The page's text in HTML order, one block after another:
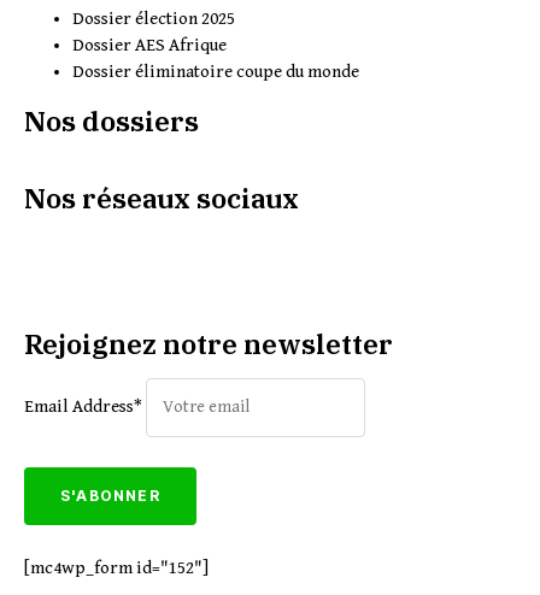
Dossier élection 2025
Dossier AES Afrique
Dossier éliminatoire coupe du monde
Nos dossiers
Nos réseaux sociaux
Rejoignez notre newsletter
Email Address*
[mc4wp_form id="152"]